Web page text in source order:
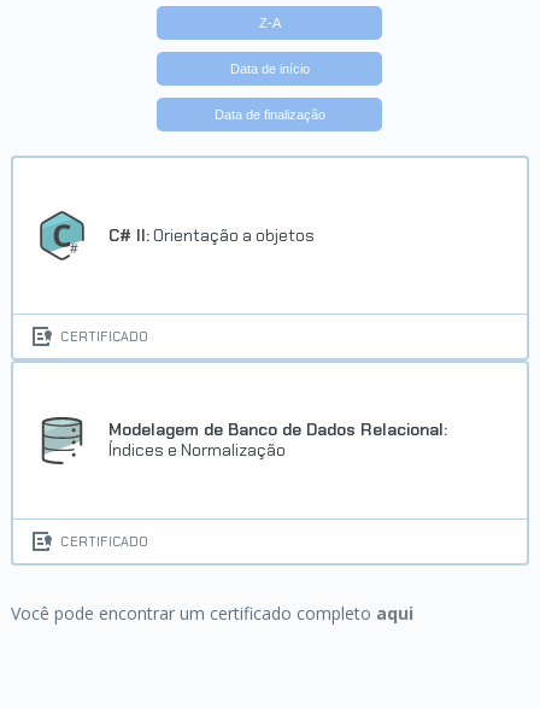
Z-A
Data de início
Data de finalização
C# II: Orientação a objetos
CERTIFICADO
Modelagem de Banco de Dados Relacional:
Índices e Normalização
CERTIFICADO
Você pode encontrar um certificado completo aqui